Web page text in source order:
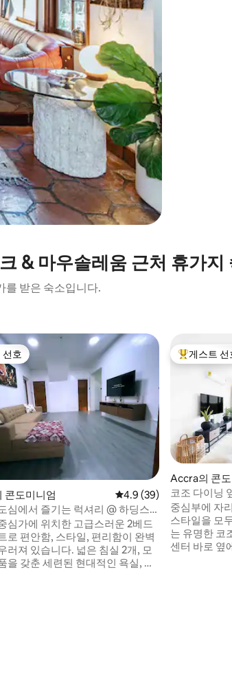
& 마우솔레움 근처 휴가지
를 받은 숙소입니다.
후기 17개
선호
선호
콘도미니엄 평점 4.9점(5점 만점), 후
4.9 (39)
심에서 즐기는 럭셔리 @ 하딩스
심가에 위치한 고급스러운 2베드
로 편안함, 스타일, 편리함이 완벽
습니다. 넓은 침실 2개, 모
을 갖춘 세련된 현대적인 욕실, 편
상위 게스트
게스트 선
Accra의 콘
코조 다이닝
스장과 수영
중심부에 자
스타일을 모두 갖
는 유명한 코
센터 바로 옆